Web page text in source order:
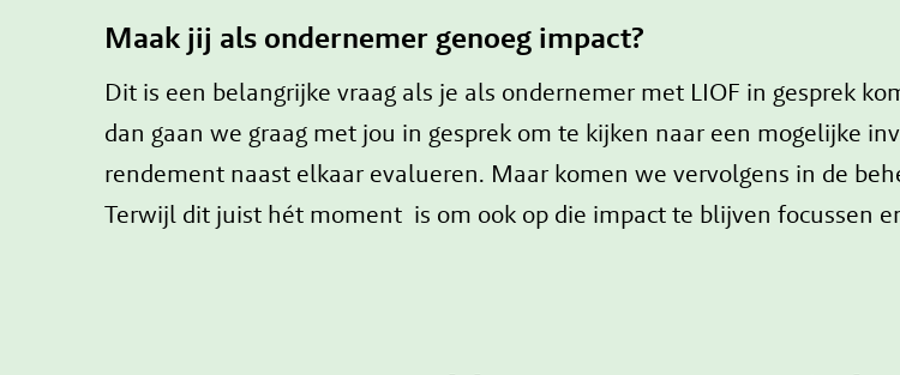
Maak jij als ondernemer genoeg impact?
Dit is een belangrijke vraag als je als ondernemer met LIOF in gesprek
dan gaan we graag met jou in gesprek om te kijken naar een mogelijke
rendement naast elkaar evalueren. Maar komen we vervolgens in de
Terwijl dit juist hét moment is om ook op die impact te blijven focussen